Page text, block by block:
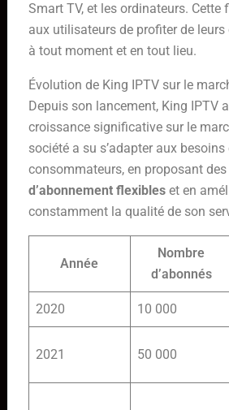
Smart TV, et les ordinateurs. Cette
aux utilisateurs de profiter de
à tout moment et en tout lieu.
Évolution de King IPTV sur le
Depuis son lancement, King IPTV
croissance significative sur le
société a su s’adapter aux
consommateurs, en proposant des
d’abonnement flexibleset en
constamment la qualité de son
Année
Nombre
d’abonnés
2020 10 000
2021 50 000